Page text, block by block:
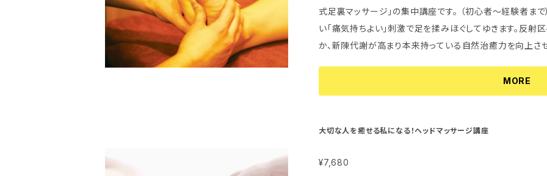
式足裏マッサージ」の集中講座です。 （初心者～経験者まで） 東洋式の特徴である、指の関節などを
い「痛気持ちよい」刺激で足を揉みほぐしてゆきます。反
か、新陳代謝が高まり本来持っている自然治癒力を向上させてくれ
人にあったお伝え方をさせて頂きます♪
MORE
大切な人を癒せる私になる！ヘッドマッサージ講座
¥7,680